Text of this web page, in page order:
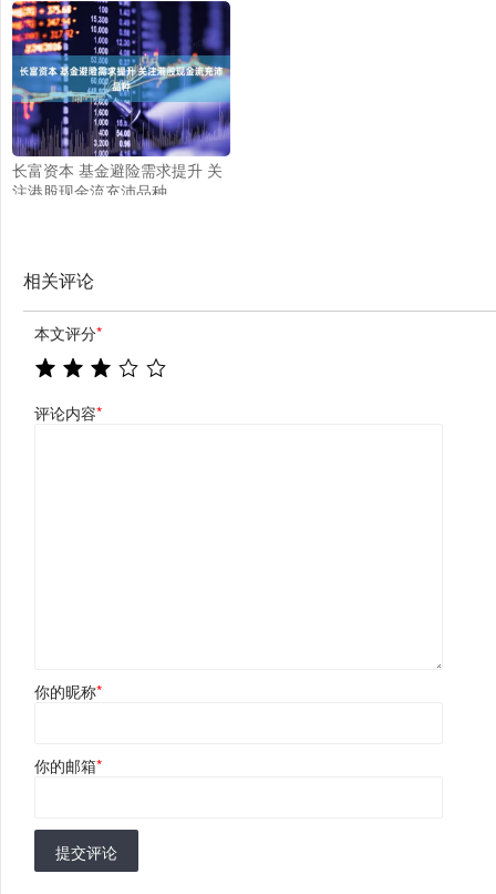
长富资本 基金避险需求提升 关
注港股现金流充沛品种
相关评论
本文评分*
评论内容*
你的昵称*
你的邮箱*
提交评论